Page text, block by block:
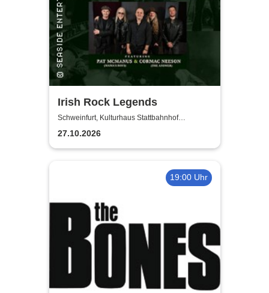
Irish Rock Legends
Schweinfurt, Kulturhaus Stattbahnhof
Schweinfurt
27.10.2026
19:00 Uhr